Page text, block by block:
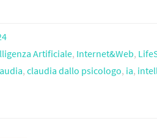
Artificiale, Internet&Web,
, claudia dallo psicologo, ia,